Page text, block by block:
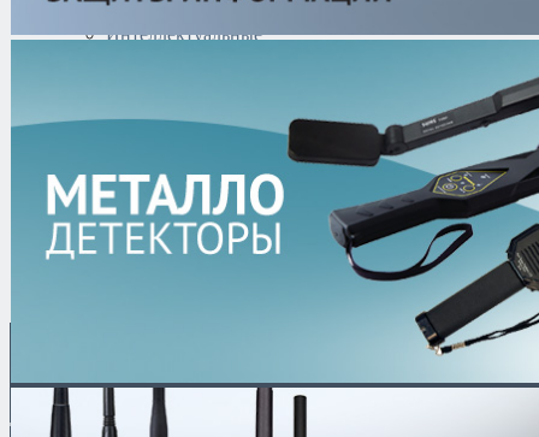
обеспечение
Интеллектуальные
Контроль доступа
Системы видеонаблюдения/Объективы
Фиксированные
8
security.ru